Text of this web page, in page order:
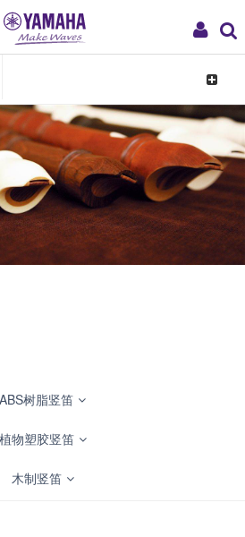
My
Toggle
ABS树脂竖笛
植物塑胶竖笛
木制竖笛